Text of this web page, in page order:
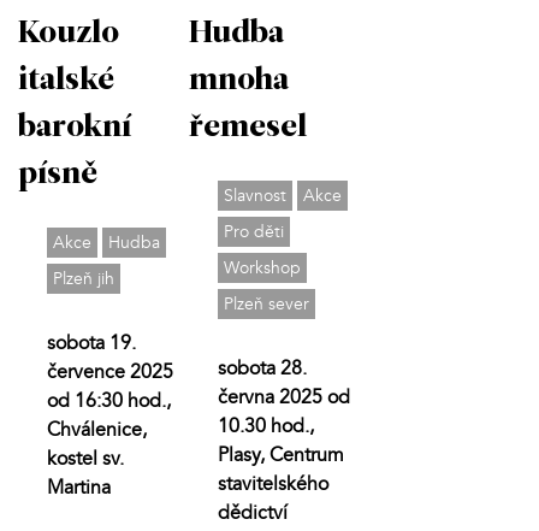
Kouzlo
italské
barokní
písně
Akce
Hudba
Plzeň jih
sobota 19.
července 2025
od 16:30 hod.,
Chválenice,
kostel sv.
Martina
Hudba
mnoha
řemesel
Slavnost
Akce
Pro děti
Workshop
Plzeň sever
sobota 28.
června 2025 od
10.30 hod.,
Plasy, Centrum
stavitelského
dědictví